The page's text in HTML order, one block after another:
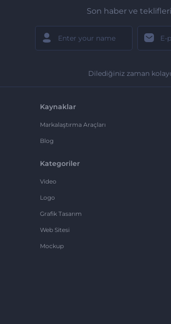
Son haber ve
Dilediğiniz zaman
Kaynaklar
Markalaştırma Araçları
Blog
Kategoriler
Video
Logo
Grafik Tasarım
Web Sitesi
Mockup